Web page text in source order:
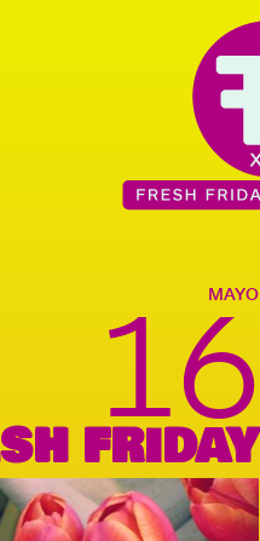
MAYO
16
FRIDAY